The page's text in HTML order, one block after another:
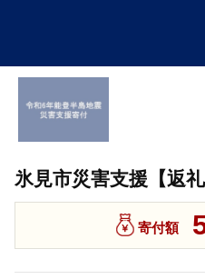
氷見市災害支援【返礼
寄付額